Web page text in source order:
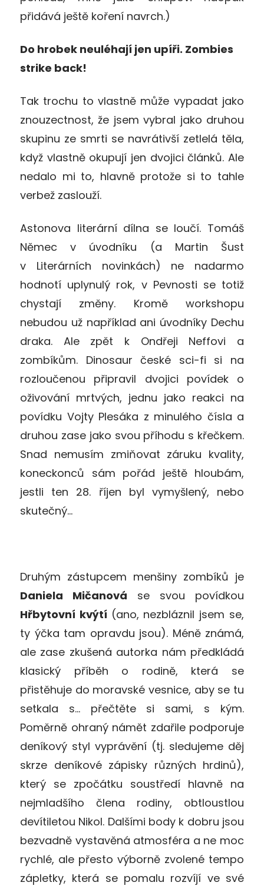
přidává ještě koření navrch.)
Do hrobek neuléhají jen upíři. Zombies
strike back!
Tak trochu to vlastně může vypadat jako
znouzectnost, že jsem vybral jako druhou
skupinu ze smrti se navrátivší zetlelá těla,
když vlastně okupují jen dvojici článků. Ale
nedalo mi to, hlavně protože si to tahle
verbež zaslouží.
Astonova literární dílna se loučí. Tomáš
Němec v úvodníku (a Martin Šust
v Literárních novinkách) ne nadarmo
hodnotí uplynulý rok, v Pevnosti se totiž
chystají změny. Kromě workshopu
nebudou už například ani úvodníky Dechu
draka. Ale zpět k Ondřeji Neffovi a
zombíkům. Dinosaur české sci-fi si na
rozloučenou připravil dvojici povídek o
oživování mrtvých, jednu jako reakci na
povídku Vojty Plesáka z minulého čísla a
druhou zase jako svou příhodu s křečkem.
Snad nemusím zmiňovat záruku kvality,
koneckonců sám pořád ještě hloubám,
jestli ten 28. říjen byl vymyšlený, nebo
skutečný…
Druhým zástupcem menšiny zombíků je
Daniela Mičanová se svou povídkou
Hřbytovní kvýtí (ano, nezbláznil jsem se,
ty ýčka tam opravdu jsou). Méně známá,
ale zase zkušená autorka nám předkládá
klasický příběh o rodině, která se
přistěhuje do moravské vesnice, aby se tu
setkala s… přečtěte si sami, s kým.
Poměrně ohraný námět zdařile podporuje
deníkový styl vyprávění (tj. sledujeme děj
skrze deníkové zápisky různých hrdinů),
který se zpočátku soustředí hlavně na
nejmladšího člena rodiny, obtloustlou
devítiletou Nikol. Dalšími body k dobru jsou
bezvadně vystavěná atmosféra a ne moc
rychlé, ale přesto výborně zvolené tempo
zápletky, která se pomalu rozvíjí ve své